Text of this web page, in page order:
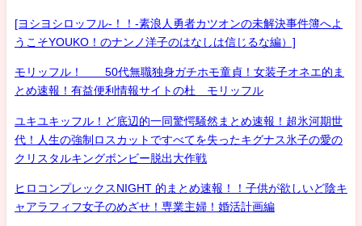
[ヨシヨシロッフル-！！-素浪人勇者カツオンの未解決事件簿へよ
うこそYOUKO！のナンノ洋子のはなしは信じるな編）]
モリッフル！ 50代無職独身ガチホモ童貞！女装子オネエ的ま
とめ速報！有益便利情報サイトの杜 モリッフル
ユキユキッフル！ど底辺的一同驚愕騒然まとめ速報！超氷河期世
代！人生の強制ロスカットですべてを失ったキグナス氷子の愛の
クリスタルキングボンビー脱出大作戦
ヒロコンプレックスNIGHT 的まとめ速報！！子供が欲しいど陰キ
ャアラフィフ女子のめざせ！専業主婦！婚活計画編